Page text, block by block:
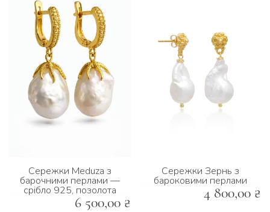
Сережки Meduza з
барочними перлами —
срібло 925, позолота
6 500,00 ₴
Сережки Зернь з
бароковими перлами
4 800,00 ₴